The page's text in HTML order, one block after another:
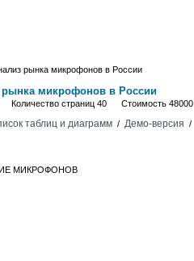
рынка микрофонов в России
рынка микрофонов в России
Количество страниц 40 Стоимость 48000
таблиц и диаграмм/ Демо-версия /
МИКРОФОНОВ